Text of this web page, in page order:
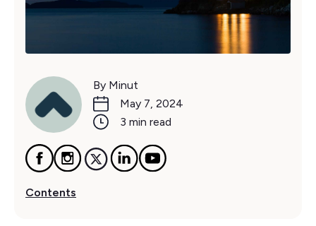
By Minut
May 7, 2024
3 min read
Contents